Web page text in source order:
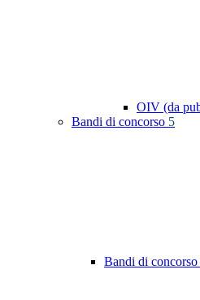
OIV (da
Bandi di concorso 5
Bandi di concorso